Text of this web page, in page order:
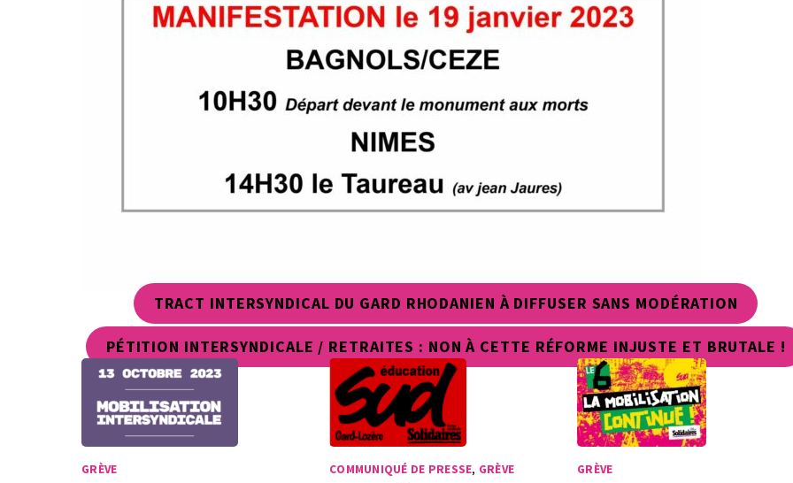
TRACT INTERSYNDICAL DU GARD RHODANIEN À DIFFUSER SANS MODÉRATION
PÉTITION INTERSYNDICALE / RETRAITES : NON À CETTE RÉFORME INJUSTE ET BRUTALE !
GRÈVE COMMUNIQUÉ DE PRESSE, GRÈVE GRÈVE